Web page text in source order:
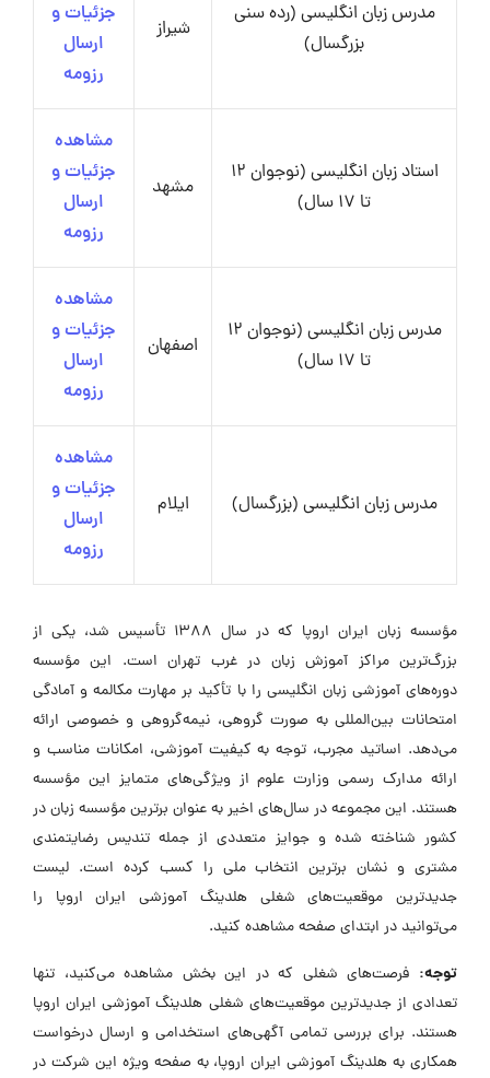
مدرس زبان انگلیسی (رده سنی
بزرگسال)
شیراز
جزئیات و
ارسال
رزومه
استاد زبان انگلیسی (نوجوان 12
تا 17 سال)
مشهد
مشاهده
جزئیات و
ارسال
رزومه
مدرس زبان انگلیسی (نوجوان 12
تا 17 سال)
اصفهان
مشاهده
جزئیات و
ارسال
رزومه
مدرس زبان انگلیسی (بزرگسال) ایلام
مشاهده
جزئیات و
ارسال
رزومه
مؤسسه زبان ایران اروپا که در سال ۱۳۸۸ تأسیس شد، یکی از
بزرگ‌ترین مراکز آموزش زبان در غرب تهران است. این مؤسسه
دوره‌های آموزشی زبان انگلیسی را با تأکید بر مهارت مکالمه و آمادگی
امتحانات بین‌المللی به صورت گروهی، نیمه‌گروهی و خصوصی ارائه
می‌دهد. اساتید مجرب، توجه به کیفیت آموزشی، امکانات مناسب و
ارائه مدارک رسمی وزارت علوم از ویژگی‌های متمایز این مؤسسه
هستند. این مجموعه در سال‌های اخیر به عنوان برترین مؤسسه زبان در
کشور شناخته شده و جوایز متعددی از جمله تندیس رضایتمندی
مشتری و نشان برترین انتخاب ملی را کسب کرده است. لیست
جدیدترین موقعیت‌های شغلی هلدینگ آموزشی ایران اروپا را
می‌توانید در ابتدای صفحه مشاهده کنید.
توجه: فرصت‌های شغلی که در این بخش مشاهده می‌کنید، تنها
تعدادی از جدیدترین موقعیت‌های شغلی هلدینگ آموزشی ایران اروپا
هستند. برای بررسی تمامی آگهی‌های استخدامی و ارسال درخواست
همکاری به هلدینگ آموزشی ایران اروپا، به صفحه ویژه این شرکت در